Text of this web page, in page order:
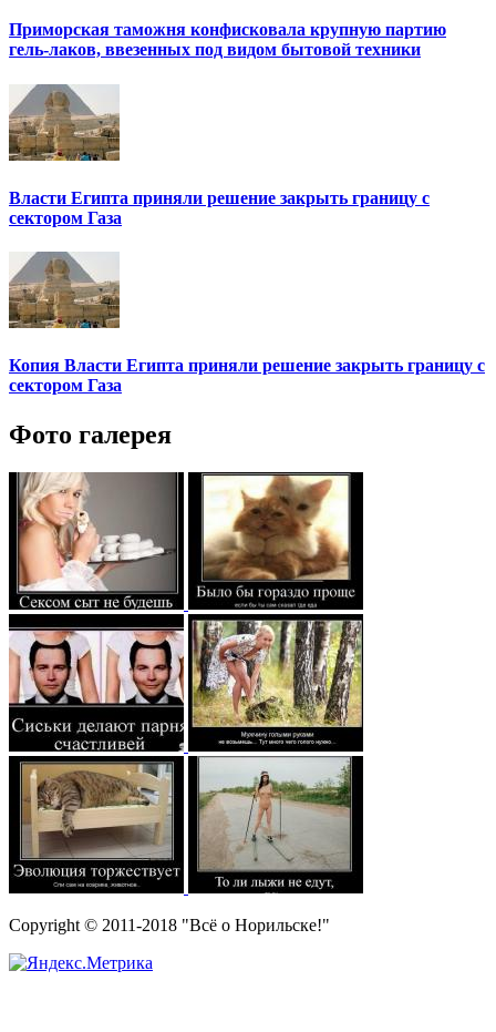
Приморская таможня конфисковала крупную партию
гель-лаков, ввезенных под видом бытовой техники
Власти Египта приняли решение закрыть границу с
сектором Газа
Копия Власти Египта приняли решение закрыть границу с
сектором Газа
Фото галерея
Copyright © 2011-2018 "Всё о Норильске!"